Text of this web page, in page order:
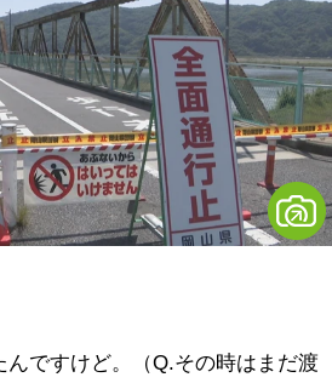
んですけど。（Q.その時はまだ渡